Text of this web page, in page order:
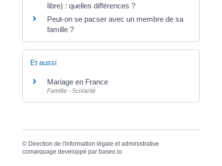
libre) : quelles différences ?
Peut-on se pacser avec un membre de sa
famille ?
Et aussi
Mariage en France
Famille - Scolarité
© Direction de l'information légale et administrative
comarquage developpé par baseo.io